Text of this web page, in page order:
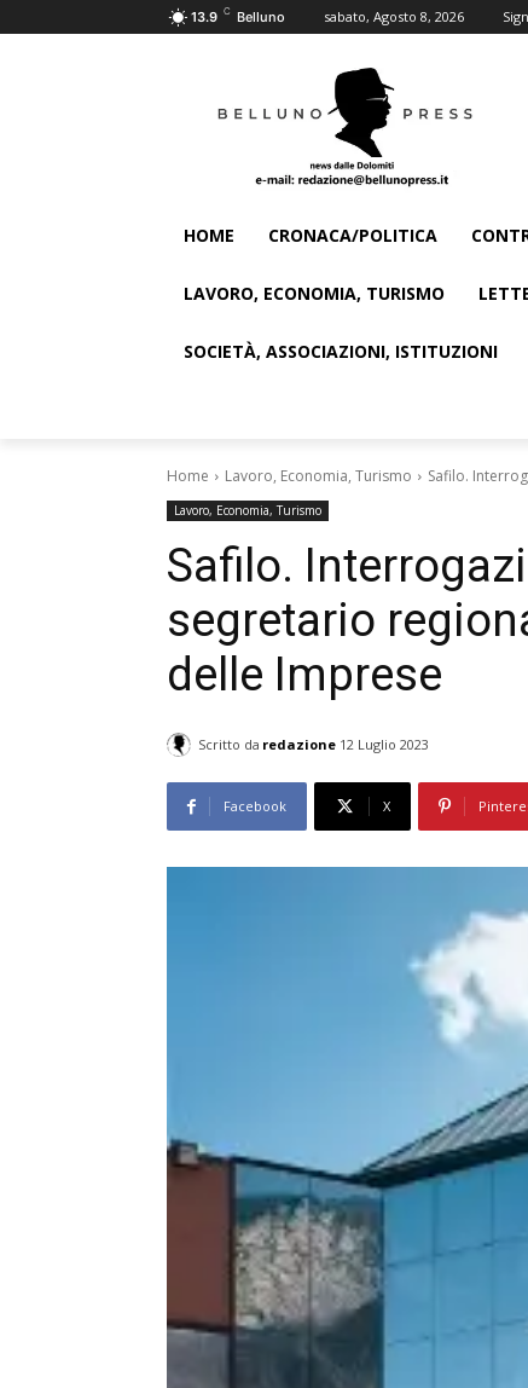
13.9 C Belluno sabato, Agosto 8, 2026
HOME CRONACA/POLITICA
LAVORO, ECONOMIA, TURISMO
SOCIETÀ, ASSOCIAZIONI, ISTITUZIONI
Home Lavoro, Economia, Turismo Safilo.
Lavoro, Economia, Turismo
Safilo.
segretario
delle Imprese
Scritto da redazione 12 Luglio 2023
Facebook X